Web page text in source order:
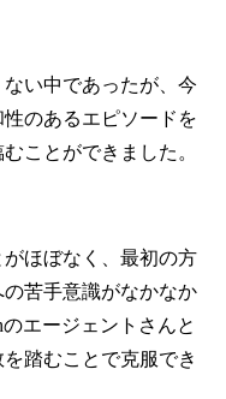
い中であったが、今
のあるエピソードを
ことができました。
ほぼなく、最初の方
苦手意識がなかなか
エージェントさんと
踏むことで克服でき